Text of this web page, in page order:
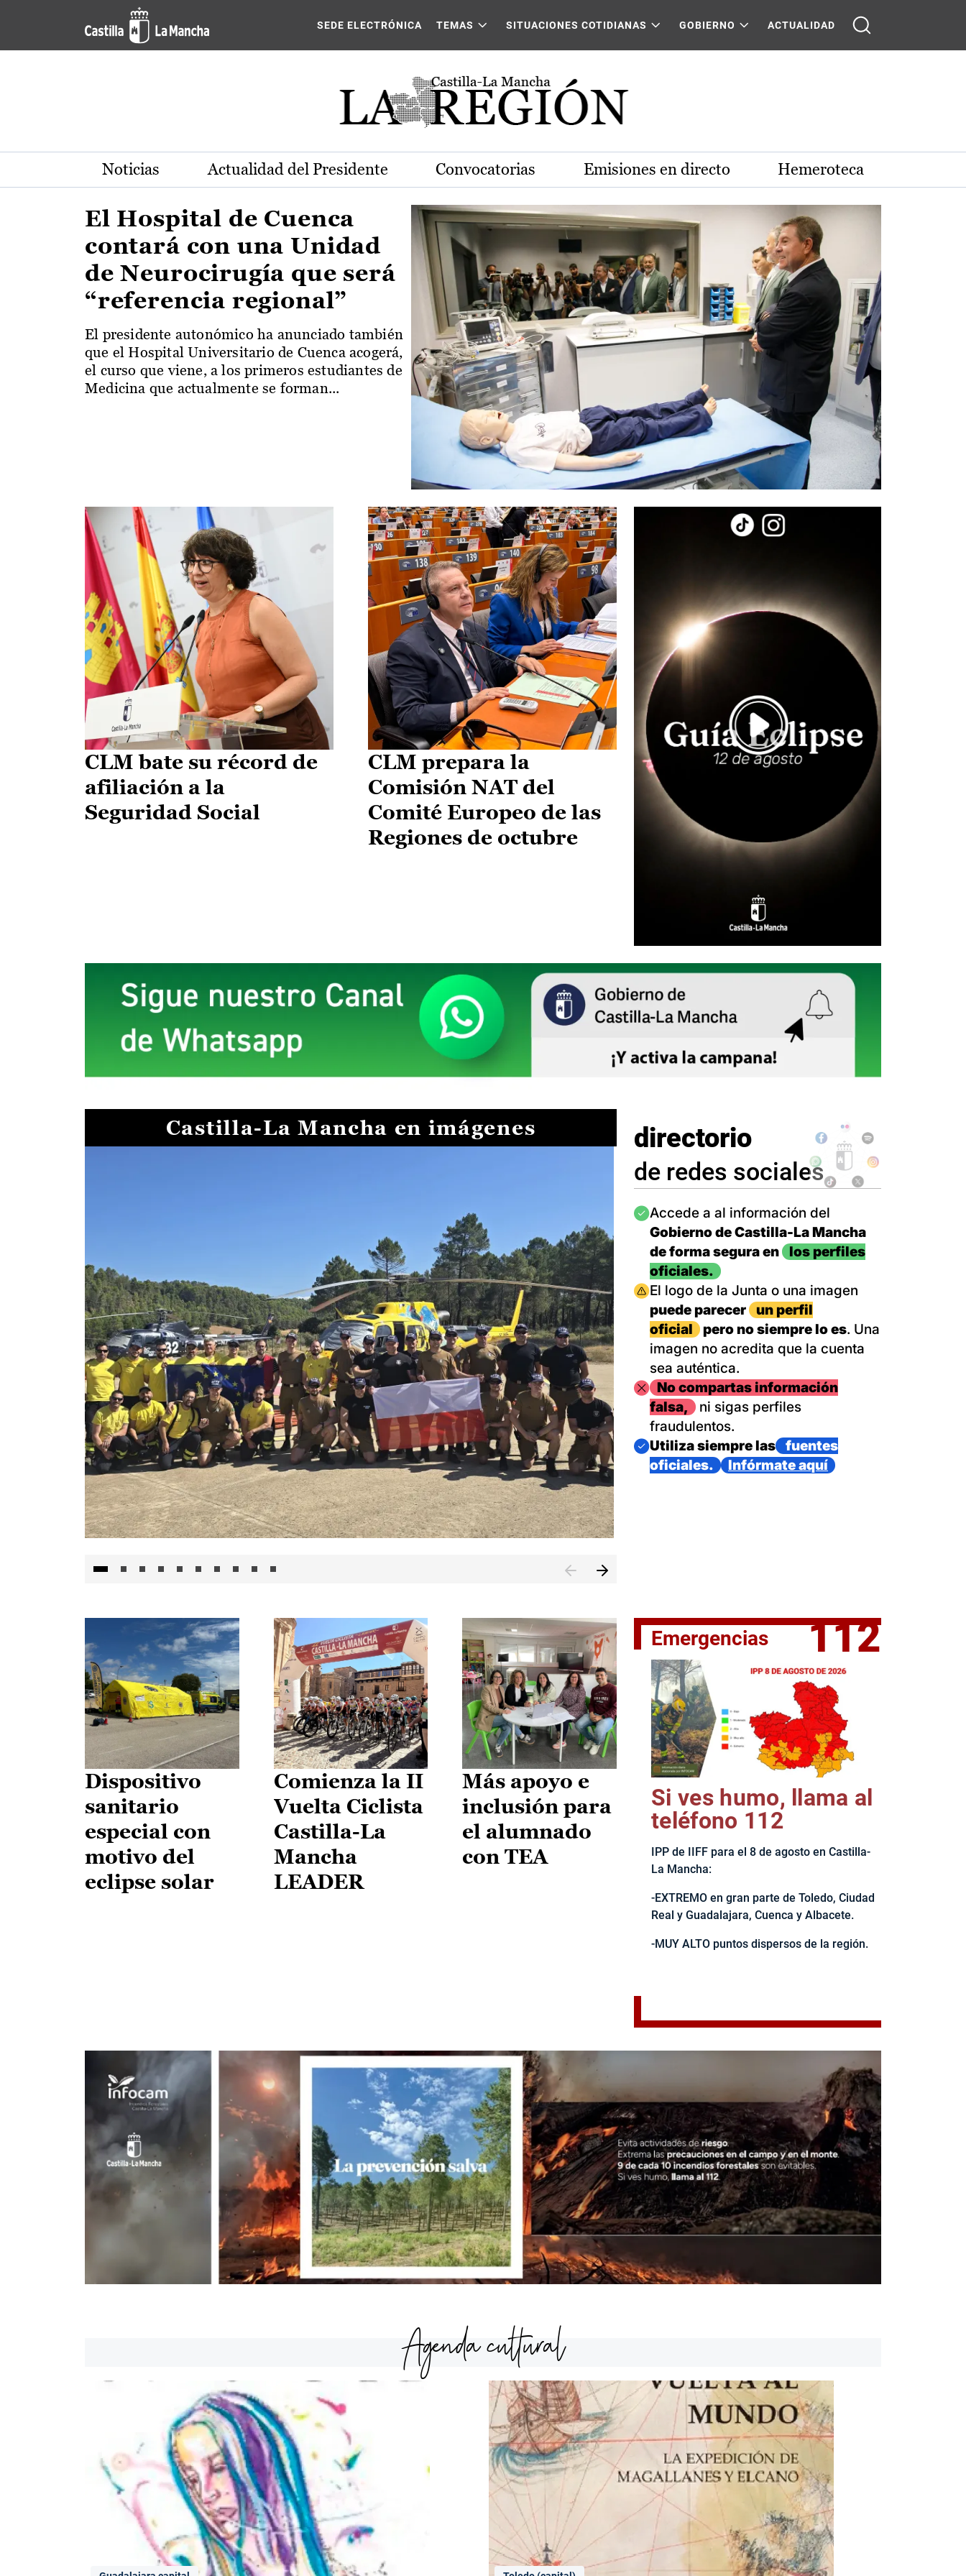
Pasar al contenido principal
Actualidad de la región de Castilla-La Mancha
SEDE ELECTRÓNICA TEMAS SITUACIONES COTIDIANAS GOBIERNO ACTUALIDAD
Noticias Actualidad del Presidente Convocatorias Emisiones en directo Hemeroteca
El Hospital de Cuenca
contará con una Unidad
de Neurocirugía que será
“referencia regional”
El presidente autonómico ha anunciado también
que el Hospital Universitario de Cuenca acogerá,
el curso que viene, a los primeros estudiantes de
Medicina que actualmente se forman...
CLM bate su récord de
afiliación a la
Seguridad Social
CLM prepara la
Comisión NAT del
Comité Europeo de las
Regiones de octubre
Castilla-La Mancha en imágenes
II Vuelta Ciclista CLM LEADER
directorio
de redes sociales
Imagen
Accede a al información del
Gobierno de Castilla-La Mancha
de forma segura en
los perfiles
oficiales.
Imagen
El logo de la Junta o una imagen
puede parecer
un perfil
oficial
pero no siempre lo es. Una
imagen no acredita que la cuenta
sea auténtica.
ImagenNo compartas información
falsa,
ni sigas perfiles
fraudulentos.
Imagen
Utiliza siempre las
fuentes
oficiales.
Infórmate aquí
Dispositivo
sanitario
especial con
motivo del
eclipse solar
Comienza la II
Vuelta Ciclista
Castilla-La
Mancha
LEADER
Más apoyo e
inclusión para
el alumnado
con TEA
Emergencias 112
Si ves humo, llama al
teléfono 112
IPP de IIFF para el 8 de agosto en Castilla-
La Mancha:
-EXTREMO en gran parte de Toledo, Ciudad
Real y Guadalajara, Cuenca y Albacete.
-MUY ALTO puntos dispersos de la región.
Agenda cultural